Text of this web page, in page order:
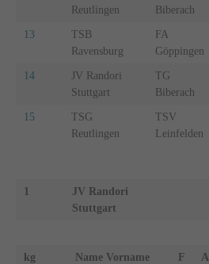
Reutlingen
Biberach
13
TSB
Ravensburg
FA
Göppingen
14
JV Randori
Stuttgart
TG
Biberach
15
TSG
Reutlingen
TSV
Leinfelden
1
JV Randori
Stuttgart
kg Name Vorname F A